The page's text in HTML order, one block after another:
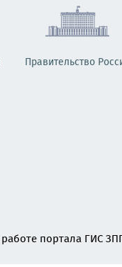
Правительство
портала ГИС